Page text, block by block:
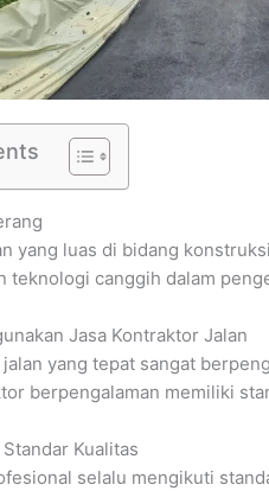
yang luas di bidang
teknologi canggih dalam
Jasa Kontraktor Jalan
yang tepat sangat
berpengalaman memiliki
Kualitas
selalu mengikuti